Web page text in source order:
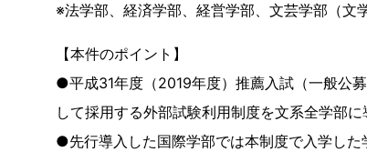
※法学部、経済学部、経営学部、文芸学部（文
【本件のポイント】
●平成31年度（2019年度）推薦入試（一般公
して採用する外部試験利用制度を文系全学部に
●先行導入した国際学部では本制度で入学した